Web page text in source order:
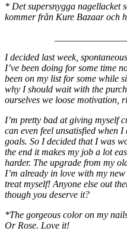
* Det supersnygga nagellacket
kommer från Kure Bazaar och
I decided last week,
I’ve been doing for some time
been on my list for some while
why I should wait with the
ourselves we loose motivation,
I’m pretty bad at giving myself
can even feel unsatisfied when
goals. So I decided that I was
the end it makes my job a lot
harder. The upgrade from my
I’m already in love with my
treat myself! Anyone else out
though you deserve it?
*The gorgeous color on my
Or Rose. Love it!